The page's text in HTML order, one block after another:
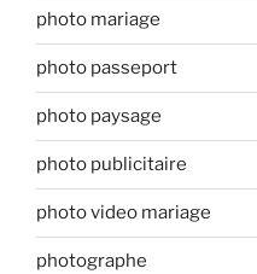
photo mariage
photo passeport
photo paysage
photo publicitaire
photo video mariage
photographe